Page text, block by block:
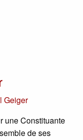
Geiger
une Constituante
de ses